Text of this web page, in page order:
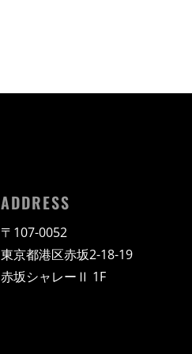
ADDRESS
〒107-0052
東京都港区赤坂2-18-19
赤坂シャレーⅡ 1F